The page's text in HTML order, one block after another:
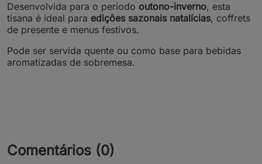
Desenvolvida para o período outono-inverno, esta
tisana é ideal para edições sazonais natalícias, coffrets
de presente e menus festivos.
Pode ser servida quente ou como base para bebidas
aromatizadas de sobremesa.
Comentários (0)